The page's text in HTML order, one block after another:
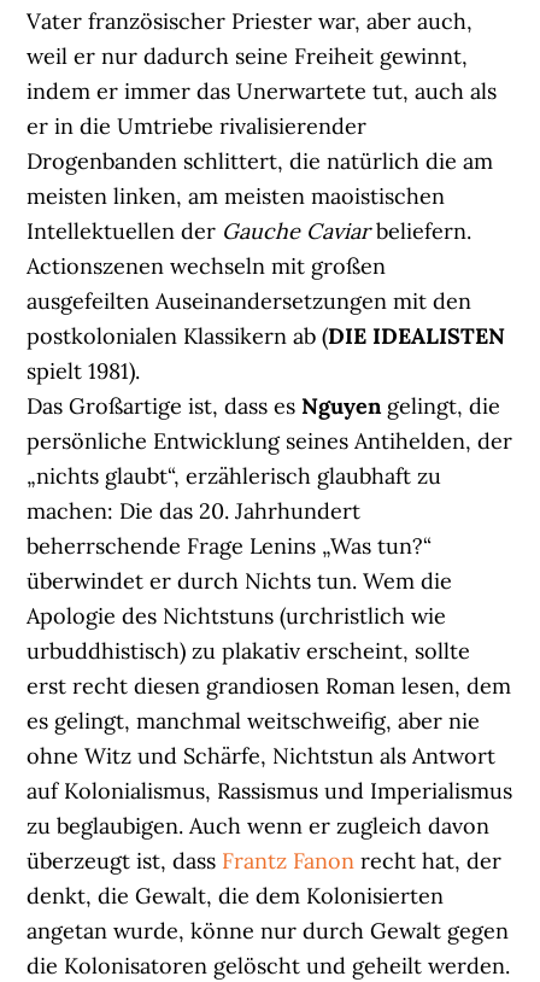
Vater französischer Priester war, aber auch,
weil er nur dadurch seine Freiheit gewinnt,
indem er immer das Unerwartete tut, auch als
er in die Umtriebe rivalisierender
Drogenbanden schlittert, die natürlich die am
meisten linken, am meisten maoistischen
Intellektuellen der Gauche Caviarbeliefern.
Actionszenen wechseln mit großen
ausgefeilten Auseinandersetzungen mit den
postkolonialen Klassikern ab (DIE IDEALISTEN
spielt 1981).
Das Großartige ist, dass esNguyengelingt, die
persönliche Entwicklung seines Antihelden, der
„nichts glaubt“, erzählerisch glaubhaft zu
machen: Die das 20. Jahrhundert
beherrschende Frage Lenins „Was tun?“
überwindet er durch Nichts tun. Wem die
Apologie des Nichtstuns (urchristlich wie
urbuddhistisch) zu plakativ erscheint, sollte
erst recht diesen grandiosen Roman lesen, dem
es gelingt, manchmal weitschweifig, aber nie
ohne Witz und Schärfe, Nichtstun als Antwort
auf Kolonialismus, Rassismus und Imperialismus
zu beglaubigen. Auch wenn er zugleich davon
überzeugt ist, dass Frantz Fanon recht hat, der
denkt, die Gewalt, die dem Kolonisierten
angetan wurde, könne nur durch Gewalt gegen
die Kolonisatoren gelöscht und geheilt werden.